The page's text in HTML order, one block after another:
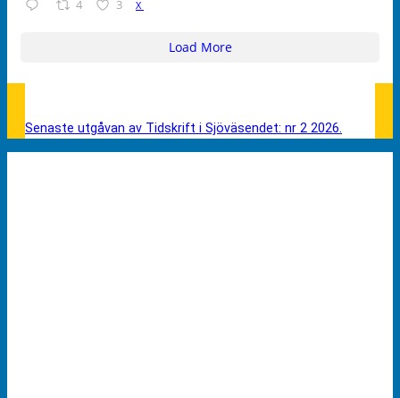
4 3 X
Load More
Senaste utgåvan av Tidskrift i Sjöväsendet: nr 2 2026.